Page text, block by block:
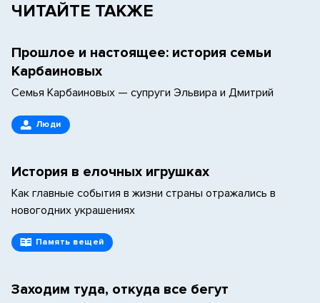
ЧИТАЙТЕ ТАКЖЕ
Прошлое и настоящее: история семьи
Карбаиновых
Семья Карбаиновых — супруги Эльвира и Дмитрий
Люди
История в елочных игрушках
Как главные события в жизни страны отражались в
новогодних украшениях
Память вещей
Заходим туда, откуда все бегут